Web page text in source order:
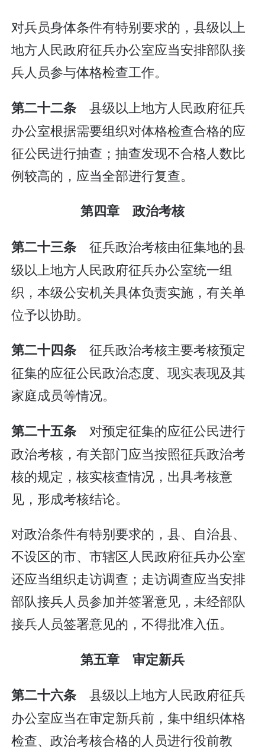
对兵员身体条件有特别要求的，县级以上
地方人民政府征兵办公室应当安排部队接
兵人员参与体格检查工作。
第二十二条 县级以上地方人民政府征兵
办公室根据需要组织对体格检查合格的应
征公民进行抽查；抽查发现不合格人数比
例较高的，应当全部进行复查。
第四章 政治考核
第二十三条 征兵政治考核由征集地的县
级以上地方人民政府征兵办公室统一组
织，本级公安机关具体负责实施，有关单
位予以协助。
第二十四条 征兵政治考核主要考核预定
征集的应征公民政治态度、现实表现及其
家庭成员等情况。
第二十五条 对预定征集的应征公民进行
政治考核，有关部门应当按照征兵政治考
核的规定，核实核查情况，出具考核意
见，形成考核结论。
对政治条件有特别要求的，县、自治县、
不设区的市、市辖区人民政府征兵办公室
还应当组织走访调查；走访调查应当安排
部队接兵人员参加并签署意见，未经部队
接兵人员签署意见的，不得批准入伍。
第五章 审定新兵
第二十六条 县级以上地方人民政府征兵
办公室应当在审定新兵前，集中组织体格
检查、政治考核合格的人员进行役前教